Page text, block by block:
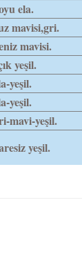
ela.
mavisi,gri.
mavisi.
yeşil.
yeşil.
yeşil.
mavi-yeşil.
yeşil.